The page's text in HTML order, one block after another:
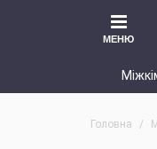
МЕНЮ
Головна